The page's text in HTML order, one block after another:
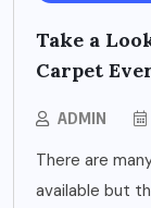
Take a
Carpet
ADMIN
There are
available but